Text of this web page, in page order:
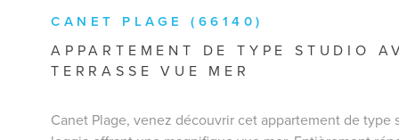
CANET PLAGE (66140)
APPARTEMENT DE TYPE STUDIO
TERRASSE VUE MER
Canet Plage, venez découvrir cet appartement de type